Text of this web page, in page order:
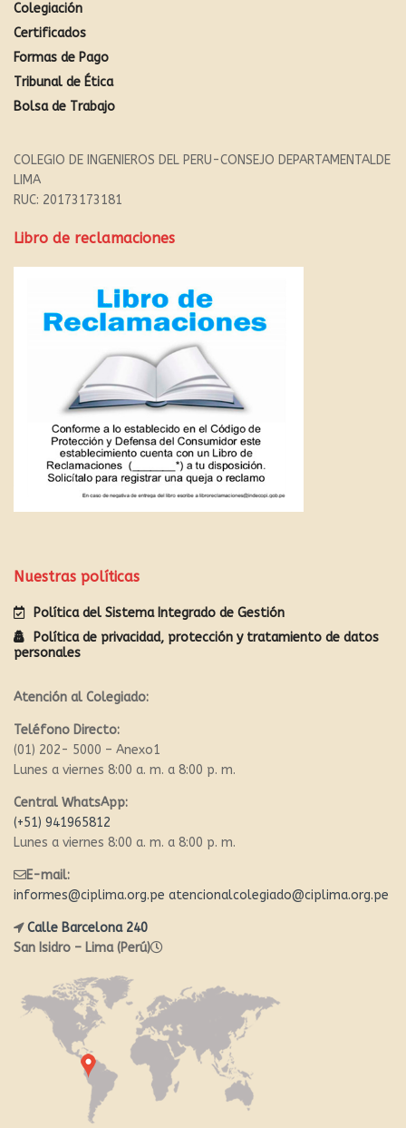
Colegiación
Certificados
Formas de Pago
Tribunal de Ética
Bolsa de Trabajo
COLEGIO DE INGENIEROS DEL PERU-CONSEJO DEPARTAMENTALDE
LIMA
RUC: 20173173181
Libro de reclamaciones
Nuestras políticas
Política del Sistema Integrado de Gestión
Política de privacidad, protección y tratamiento de datos
personales
Atención al Colegiado:
Teléfono Directo:
(01) 202- 5000 – Anexo1
Lunes a viernes 8:00 a. m. a 8:00 p. m.
Central WhatsApp:
(+51) 941965812
Lunes a viernes 8:00 a. m. a 8:00 p. m.
E-mail:
informes@ciplima.org.pe atencionalcolegiado@ciplima.org.pe
Calle Barcelona 240
San Isidro – Lima (Perú)